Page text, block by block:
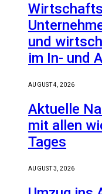
und
im In- und
AUGUST 4, 2026
Aktuelle
mit allen
Tages
AUGUST 3, 2026